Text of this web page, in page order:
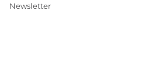
Newsletter